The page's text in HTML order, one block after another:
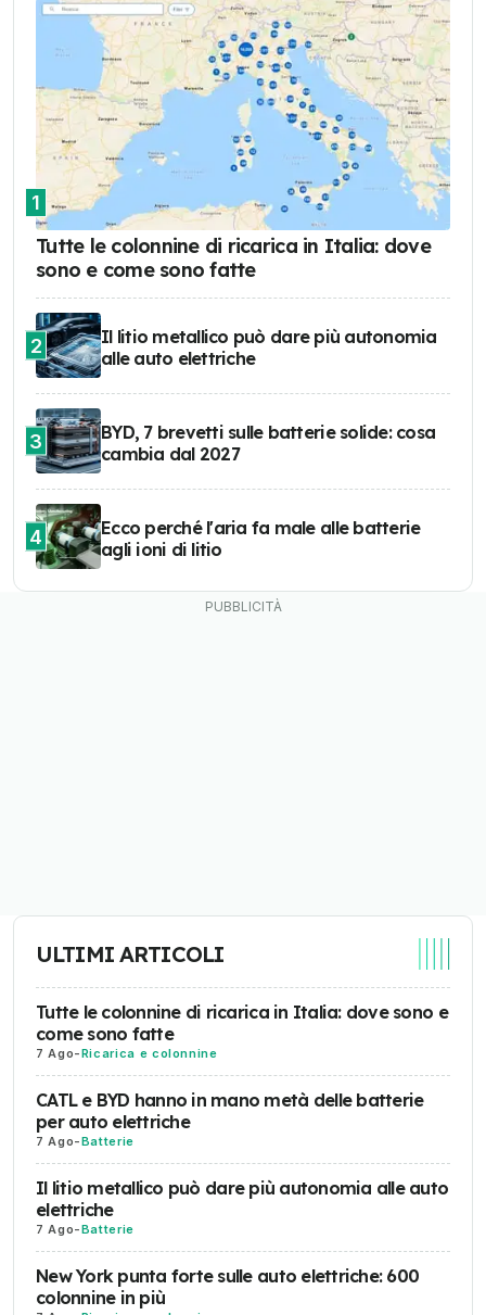
1
Tutte le colonnine di ricarica in Italia: dove
sono e come sono fatte
2
Il litio metallico può dare più autonomia
alle auto elettriche
3
BYD, 7 brevetti sulle batterie solide: cosa
cambia dal 2027
4
Ecco perché l'aria fa male alle batterie
agli ioni di litio
ULTIMI ARTICOLI
Tutte le colonnine di ricarica in Italia: dove sono e
come sono fatte
7 Ago-Ricarica e colonnine
CATL e BYD hanno in mano metà delle batterie
per auto elettriche
7 Ago-Batterie
Il litio metallico può dare più autonomia alle auto
elettriche
7 Ago-Batterie
New York punta forte sulle auto elettriche: 600
colonnine in più